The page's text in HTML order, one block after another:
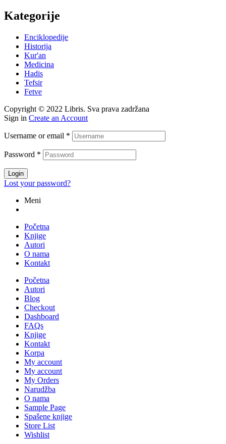
Kategorije
Enciklopedije
Historija
Kur'an
Medicina
Hadis
Tefsir
Fetve
Copyright © 2022 Libris. Sva prava zadržana
Sign in Create an Account
Username or email *
Password *
Login
Lost your password?
Meni
Početna
Knjige
Autori
O nama
Kontakt
Početna
Autori
Blog
Checkout
Dashboard
FAQs
Knjige
Kontakt
Korpa
My account
My account
My Orders
Narudžba
O nama
Sample Page
Spašene knjige
Store List
Wishlist